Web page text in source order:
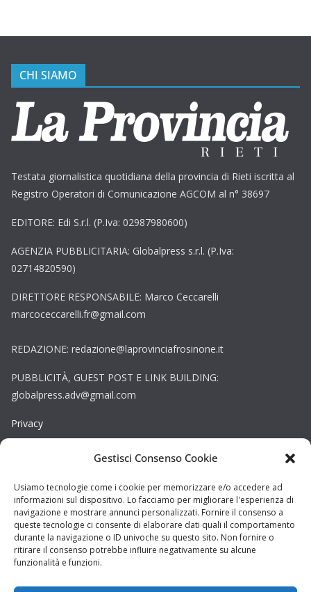
Gestisci Consenso Cookie
Usiamo tecnologie come i cookie per memorizzare e/o accedere ad
informazioni sul dispositivo. Lo facciamo per migliorare l'esperienza di
navigazione e mostrare annunci personalizzati. Fornire il consenso a
queste tecnologie ci consente di elaborare dati quali il comportamento
durante la navigazione o ID univoche su questo sito. Non fornire o
ritirare il consenso potrebbe influire negativamente su alcune
funzionalità e funzioni.
CHI SIAMO
Testata giornalistica quotidiana della provincia di Rieti iscritta al
Registro Operatori di Comunicazione AGCOM al n° 38697
EDITORE: Edi S.r.l. (P.Iva: 02987980600)
AGENZIA PUBBLICITARIA: Globalpress s.r.l. (P.Iva:
02714820590)
DIRETTORE RESPONSABILE: Marco Ceccarelli
marcoceccarelli.fr@gmail.com
REDAZIONE: redazione@laprovinciafrosinone.it
PUBBLICITÀ, GUEST POST E LINK BUILDING:
globalpress.adv@gmail.com
Privacy
Copyright © La Provincia Rieti. Tutti i diritti riservati.
Sito web creato daDAG STUDIO